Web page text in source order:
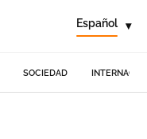
Español ▾
SOCIEDAD